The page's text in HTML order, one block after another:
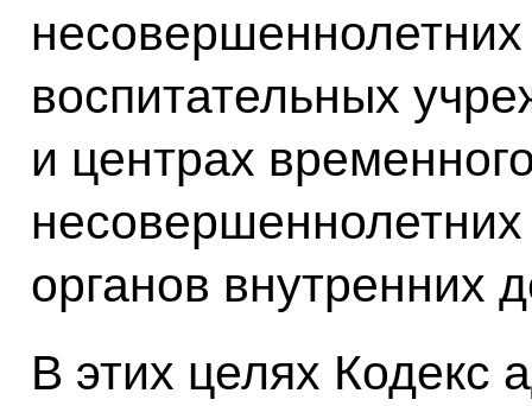
воспитательных
и центрах
органов внутренних
В этих целях Кодекс